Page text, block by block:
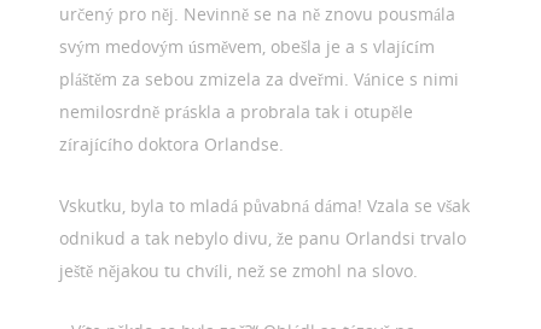
určený pro něj. Nevinně se na ně znovu pousmála
svým medovým úsměvem, obešla je a s vlajícím
pláštěm za sebou zmizela za dveřmi. Vánice s nimi
nemilosrdně práskla a probrala tak i otupěle
zírajícího doktora Orlandse.
Vskutku, byla to mladá půvabná dáma! Vzala se však
odnikud a tak nebylo divu, že panu Orlandsi trvalo
ještě nějakou tu chvíli, než se zmohl na slovo.